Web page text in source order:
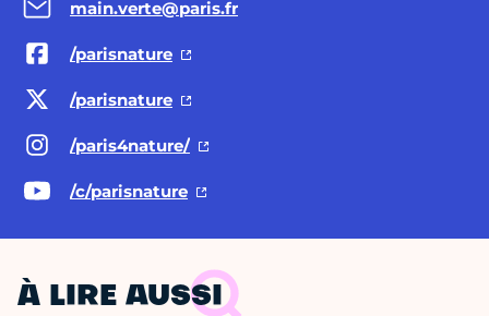
main.verte@paris.fr
/parisnature
/parisnature
/paris4nature/
/c/parisnature
À LIRE AUSSI